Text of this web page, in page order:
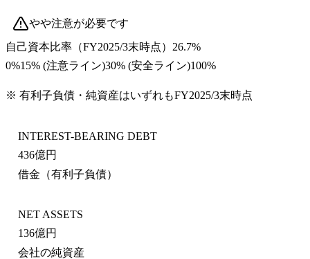
やや注意が必要です
自己資本比率 （FY2025/3末時点） 26.7%
0%15% (注意ライン)30% (安全ライン)100%
※ 有利子負債・純資産はいずれもFY2025/3末時点
INTEREST-BEARING DEBT
436億円
借金（有利子負債）
NET ASSETS
136億円
会社の純資産